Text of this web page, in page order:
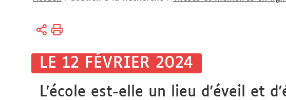
ici :
LE 12 FÉVRIER 2024
L'école est-elle un lieu d'éveil et